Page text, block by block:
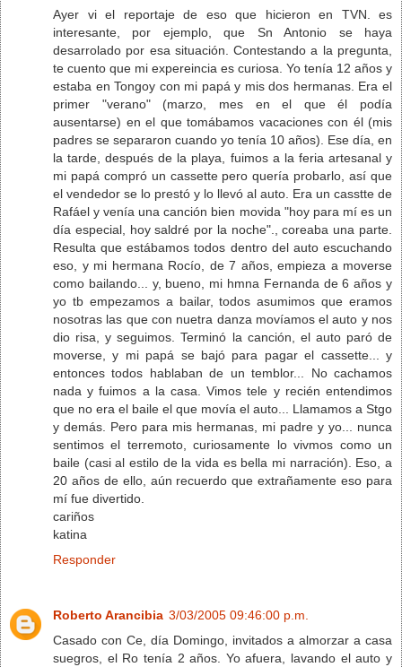
Ayer vi el reportaje de eso que hicieron en TVN. es
interesante, por ejemplo, que Sn Antonio se haya
desarrolado por esa situación. Contestando a la pregunta,
te cuento que mi expereincia es curiosa. Yo tenía 12 años y
estaba en Tongoy con mi papá y mis dos hermanas. Era el
primer "verano" (marzo, mes en el que él podía
ausentarse) en el que tomábamos vacaciones con él (mis
padres se separaron cuando yo tenía 10 años). Ese día, en
la tarde, después de la playa, fuimos a la feria artesanal y
mi papá compró un cassette pero quería probarlo, así que
el vendedor se lo prestó y lo llevó al auto. Era un casstte de
Rafáel y venía una canción bien movida "hoy para mí es un
día especial, hoy saldré por la noche"., coreaba una parte.
Resulta que estábamos todos dentro del auto escuchando
eso, y mi hermana Rocío, de 7 años, empieza a moverse
como bailando... y, bueno, mi hmna Fernanda de 6 años y
yo tb empezamos a bailar, todos asumimos que eramos
nosotras las que con nuetra danza movíamos el auto y nos
dio risa, y seguimos. Terminó la canción, el auto paró de
moverse, y mi papá se bajó para pagar el cassette... y
entonces todos hablaban de un temblor... No cachamos
nada y fuimos a la casa. Vimos tele y recién entendimos
que no era el baile el que movía el auto... Llamamos a Stgo
y demás. Pero para mis hermanas, mi padre y yo... nunca
sentimos el terremoto, curiosamente lo vivmos como un
baile (casi al estilo de la vida es bella mi narración). Eso, a
20 años de ello, aún recuerdo que extrañamente eso para
mí fue divertido.
cariños
katina
Responder
Roberto Arancibia 3/03/2005 09:46:00 p.m.
Casado con Ce, día Domingo, invitados a almorzar a casa
suegros, el Ro tenía 2 años. Yo afuera, lavando el auto y